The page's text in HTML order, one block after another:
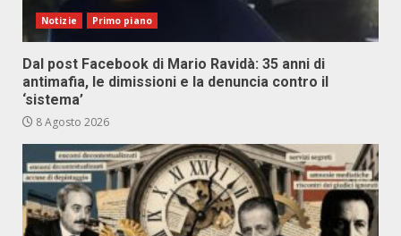
Notizie Primo piano
Dal post Facebook di Mario Ravidà: 35 anni di
antimafia, le dimissioni e la denuncia contro il
‘sistema’
8 Agosto 2026